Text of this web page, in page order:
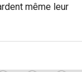
même leur